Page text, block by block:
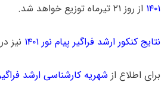
۱۴۰۱ از روز ۲۱ تیرماه توزیع خواهد شد.
نتایج کنکور ارشد فراگیر پیام نور ۱۴۰۱ نیز
برای اطلاع از شهریه کارشناسی ارشد فراگیر